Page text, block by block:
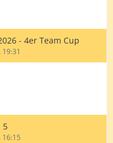
- 4er Team Cup
19:31
5
16:15